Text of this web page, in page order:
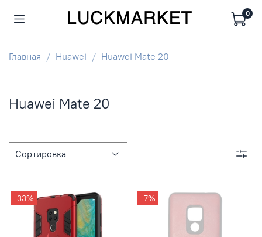
0
Главная Huawei Huawei Mate 20
Huawei Mate 20
-33% -7%